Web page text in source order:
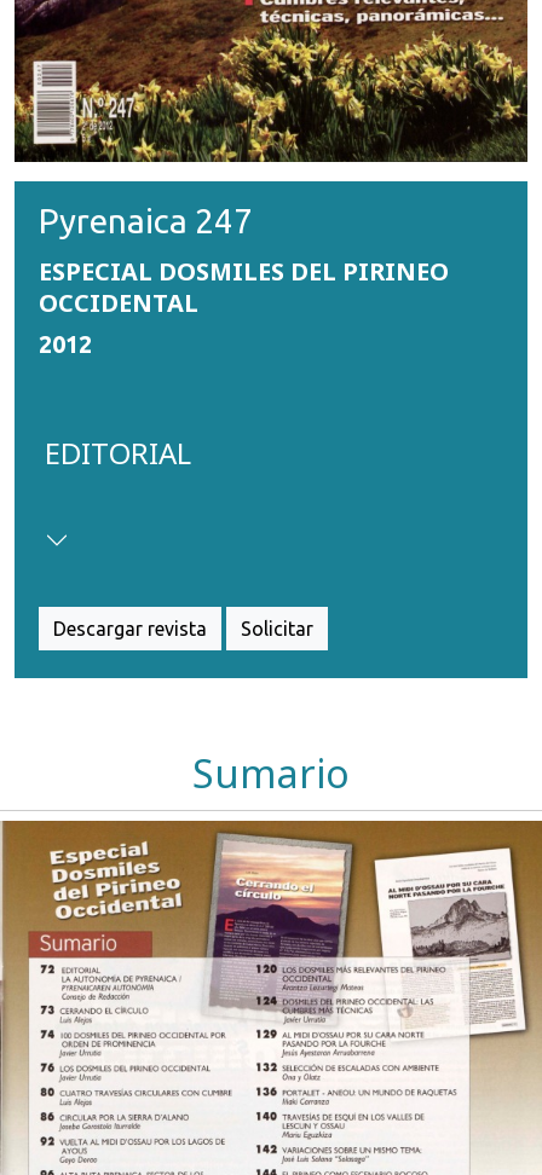
Pyrenaica 247
ESPECIAL DOSMILES DEL PIRINEO
OCCIDENTAL
2012
EDITORIAL
Descargar revista Solicitar
Sumario